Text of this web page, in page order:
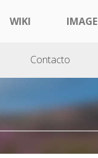
WIKI
Contacto